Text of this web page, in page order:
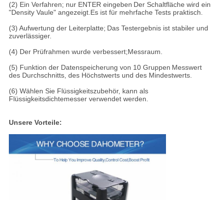
(2) Ein Verfahren; nur ENTER eingeben Der Schaltfläche wird ein
"Density Vaule" angezeigt.Es ist für mehrfache Tests praktisch.
(3) Aufwertung der Leiterplatte; Das Testergebnis ist stabiler und
zuverlässiger.
(4) Der Prüfrahmen wurde verbessert;Messraum.
(5) Funktion der Datenspeicherung von 10 Gruppen Messwert
des Durchschnitts, des Höchstwerts und des Mindestwerts.
(6) Wählen Sie Flüssigkeitszubehör, kann als
Flüssigkeitsdichtemesser verwendet werden.
Unsere Vorteile: